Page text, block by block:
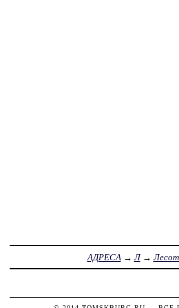
АДРЕСА →Л→